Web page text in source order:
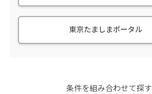
東京たましまポータル
条件を組み合わせて探す